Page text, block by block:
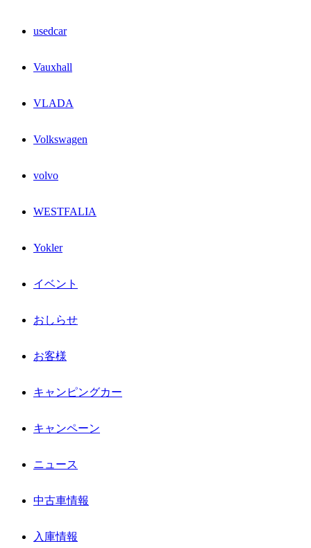
usedcar
Vauxhall
VLADA
Volkswagen
volvo
WESTFALIA
Yokler
イベント
おしらせ
お客様
キャンピングカー
キャンペーン
ニュース
中古車情報
入庫情報